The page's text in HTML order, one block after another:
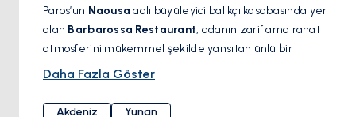
Paros’un Naousa adlı büyüleyici balıkçı kasabasında yer
alan Barbarossa Restaurant, adanın zarif ama rahat
atmosferini mükemmel şekilde yansıtan ünlü bir
gastronomi noktasıdır. Deniz kenarındaki eşsiz konumuyla
Akdeniz mutfağı ve özenle hazırlanmış Yunan lezzetleriyle
Daha Fazla Göster
Akdeniz Yunan